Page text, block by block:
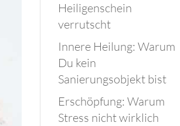
Heiligenschein
verrutscht
Innere Heilung: Warum
Du kein
Sanierungsobjekt bist
Erschöpfung: Warum
Stress nicht wirklich